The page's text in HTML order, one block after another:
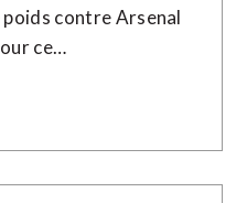
poids contre Arsenal
ce…